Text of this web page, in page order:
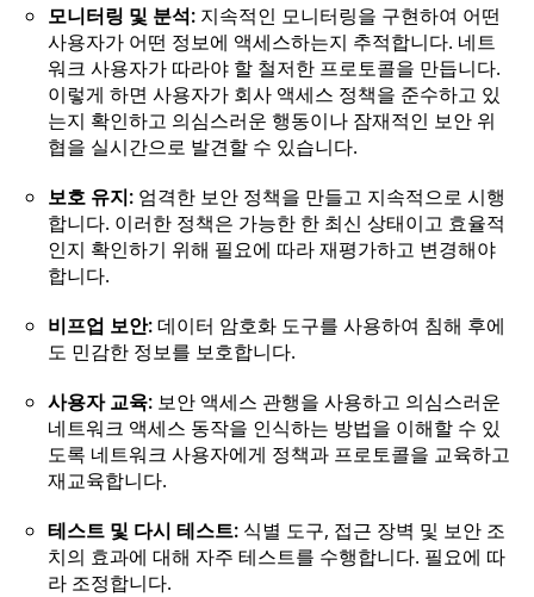
모니터링 및 분석: 지속적인 모니터링을 구현하여 어떤
사용자가 어떤 정보에 액세스하는지 추적합니다. 네트
워크 사용자가 따라야 할 철저한 프로토콜을 만듭니다.
이렇게 하면 사용자가 회사 액세스 정책을 준수하고 있
는지 확인하고 의심스러운 행동이나 잠재적인 보안 위
협을 실시간으로 발견할 수 있습니다.
보호 유지: 엄격한 보안 정책을 만들고 지속적으로 시행
합니다. 이러한 정책은 가능한 한 최신 상태이고 효율적
인지 확인하기 위해 필요에 따라 재평가하고 변경해야
합니다.
비프업 보안:데이터 암호화 도구를 사용하여 침해 후에
도 민감한 정보를 보호합니다.
사용자 교육: 보안 액세스 관행을 사용하고 의심스러운
네트워크 액세스 동작을 인식하는 방법을 이해할 수 있
도록 네트워크 사용자에게 정책과 프로토콜을 교육하고
재교육합니다.
테스트 및 다시 테스트: 식별 도구, 접근 장벽 및 보안 조
치의 효과에 대해 자주 테스트를 수행합니다. 필요에 따
라 조정합니다.